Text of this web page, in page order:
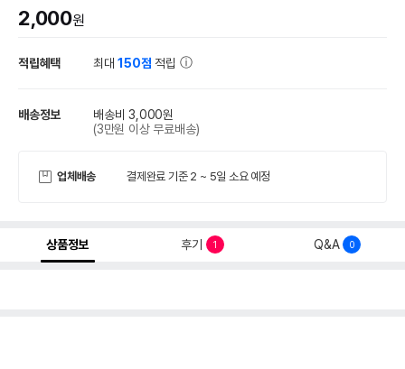
2,000원
적립혜택 최대150점 적립
배송정보
배송비 3,000원
(3만원 이상 무료배송)
업체배송 결제완료 기준 2 ~ 5일 소요 예정
상품정보 후기 1 Q&A 0